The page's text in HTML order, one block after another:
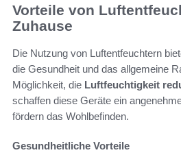
Vorteile von
Zuhause
Die Nutzung von Luftentfeuchtern
die Gesundheit und das allgemeine
Möglichkeit, die Luftfeuchtigkeit
schaffen diese Geräte ein
fördern das Wohlbefinden.
Gesundheitliche Vorteile